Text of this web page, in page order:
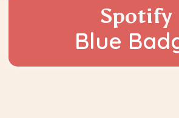
Spotify
Blue